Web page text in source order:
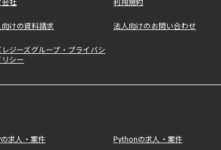
会社 利用規約
けの資料請求 法人向けのお問い合わせ
レジーズグループ・プライバシ
リシー
の求人・案件 Pythonの求人・案件